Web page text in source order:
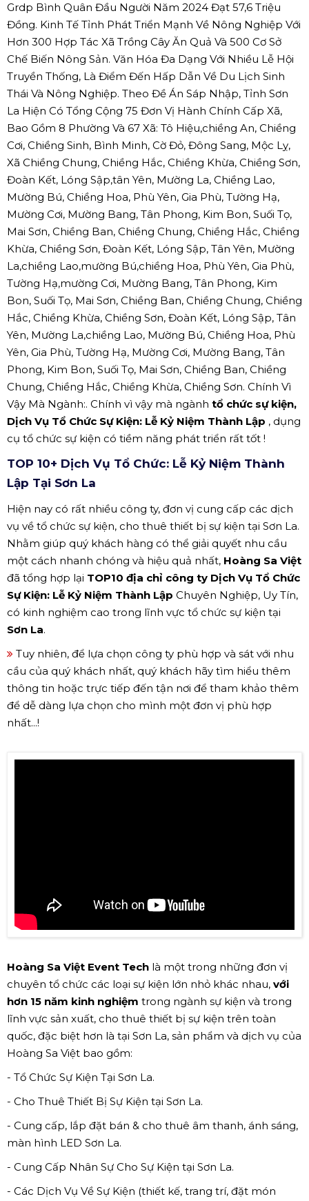
Grdp Bình Quân Đầu Người Năm 2024 Đạt 57,6 Triệu
Đồng. Kinh Tế Tỉnh Phát Triển Mạnh Về Nông Nghiệp Với
Hơn 300 Hợp Tác Xã Trồng Cây Ăn Quả Và 500 Cơ Sở
Chế Biến Nông Sản. Văn Hóa Đa Dạng Với Nhiều Lễ Hội
Truyền Thống, Là Điểm Đến Hấp Dẫn Về Du Lịch Sinh
Thái Và Nông Nghiệp. Theo Đề Án Sáp Nhập, Tỉnh Sơn
La Hiện Có Tổng Cộng 75 Đơn Vị Hành Chính Cấp Xã,
Bao Gồm 8 Phường Và 67 Xã: Tô Hiệu,chiềng An, Chiềng
Cơi, Chiềng Sinh, Bình Minh, Cờ Đỏ, Đông Sang, Mộc Lỵ,
Xã Chiềng Chung, Chiềng Hắc, Chiềng Khừa, Chiềng Sơn,
Đoàn Kết, Lóng Sập,tân Yên, Mường La, Chiềng Lao,
Mường Bú, Chiềng Hoa, Phù Yên, Gia Phù, Tường Hạ,
Mường Cơi, Mường Bang, Tân Phong, Kim Bon, Suối Tọ,
Mai Sơn, Chiềng Ban, Chiềng Chung, Chiềng Hắc, Chiềng
Khừa, Chiềng Sơn, Đoàn Kết, Lóng Sập, Tân Yên, Mường
La,chiềng Lao,mường Bú,chiềng Hoa, Phù Yên, Gia Phù,
Tường Hạ,mường Cơi, Mường Bang, Tân Phong, Kim
Bon, Suối Tọ, Mai Sơn, Chiềng Ban, Chiềng Chung, Chiềng
Hắc, Chiềng Khừa, Chiềng Sơn, Đoàn Kết, Lóng Sập, Tân
Yên, Mường La,chiềng Lao, Mường Bú, Chiềng Hoa, Phù
Yên, Gia Phù, Tường Hạ, Mường Cơi, Mường Bang, Tân
Phong, Kim Bon, Suối Tọ, Mai Sơn, Chiềng Ban, Chiềng
Chung, Chiềng Hắc, Chiềng Khừa, Chiềng Sơn. Chính Vì
Vậy Mà Ngành:. Chính vì vậy mà ngành tổ chức sự kiện,
Dịch Vụ Tổ Chức Sự Kiện: Lễ Kỷ Niệm Thành Lập , dụng
cụ tổ chức sự kiện có tiềm năng phát triển rất tốt !
TOP 10+ Dịch Vụ Tổ Chức: Lễ Kỷ Niệm Thành
Lập Tại Sơn La
Hiện nay có rất nhiều công ty, đơn vị cung cấp các dịch
vụ về tổ chức sự kiện, cho thuê thiết bị sự kiện tại Sơn La.
Nhằm giúp quý khách hàng có thể giải quyết nhu cầu
một cách nhanh chóng và hiệu quả nhất, Hoàng Sa Việt
đã tổng hợp lại TOP10 địa chỉ công ty Dịch Vụ Tổ Chức
Sự Kiện: Lễ Kỷ Niệm Thành Lập Chuyên Nghiệp, Uy Tín,
có kinh nghiệm cao trong lĩnh vực tổ chức sự kiện tại
Sơn La.
Tuy nhiên, để lựa chọn công ty phù hợp và sát với nhu
cầu của quý khách nhất, quý khách hãy tìm hiểu thêm
thông tin hoặc trực tiếp đến tận nơi để tham khảo thêm
để dễ dàng lựa chọn cho mình một đơn vị phù hợp
nhất...!
Hoàng Sa Việt Event Tech là một trong những đơn vị
chuyên tổ chức các loại sự kiện lớn nhỏ khác nhau, với
hơn 15 năm kinh nghiệm trong ngành sự kiện và trong
lĩnh vực sản xuất, cho thuê thiết bị sự kiện trên toàn
quốc, đặc biệt hơn là tại Sơn La, sản phẩm và dịch vụ của
Hoàng Sa Việt bao gồm:
- Tổ Chức Sự Kiện Tại Sơn La.
- Cho Thuê Thiết Bị Sự Kiện tại Sơn La.
- Cung cấp, lắp đặt bán & cho thuê âm thanh, ánh sáng,
màn hình LED Sơn La.
- Cung Cấp Nhân Sự Cho Sự Kiện tại Sơn La.
- Các Dịch Vụ Về Sự Kiện (thiết kế, trang trí, đặt món